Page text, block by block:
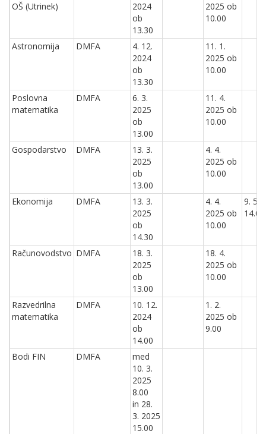
OŠ (Utrinek)
2024
ob
13.30
2025 ob
10.00
Astronomija DMFA
4. 12.
2024
ob
13.30
11. 1.
2025 ob
10.00
Poslovna
matematika
DMFA
6. 3.
2025
ob
13.00
11. 4.
2025 ob
10.00
Gospodarstvo DMFA
13. 3.
2025
ob
13.00
4. 4.
2025 ob
10.00
Ekonomija DMFA
13. 3.
2025
ob
14.30
4. 4.
2025 ob
10.00
9. 5.
14.00
Računovodstvo DMFA
18. 3.
2025
ob
13.00
18. 4.
2025 ob
10.00
Razvedrilna
matematika
DMFA
10. 12.
2024
ob
14.00
1. 2.
2025 ob
9.00
Bodi FIN DMFA
med
10. 3.
2025
8.00
in 28.
3. 2025
15.00